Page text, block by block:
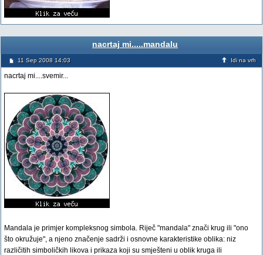
nacrtaj mi.....mandalu
11 Sep 2008 14:03 Idi na vrh
nacrtaj mi....svemir...
Mandala je primjer kompleksnog simbola. Riječ "mandala" znači krug ili "ono
što okružuje", a njeno značenje sadrži i osnovne karakteristike oblika: niz
različitih simboličkih likova i prikaza koji su smješteni u oblik kruga ili